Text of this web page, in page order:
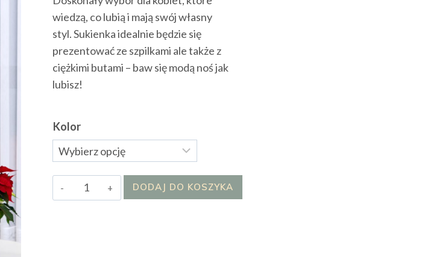
wiedzą, co lubią i mają swój własny
styl. Sukienka idealnie będzie się
prezentować ze szpilkami ale także z
ciężkimi butami – baw się modą noś jak
lubisz!
Kolor
ilość
Sukienka
DODAJ DO KOSZYKA